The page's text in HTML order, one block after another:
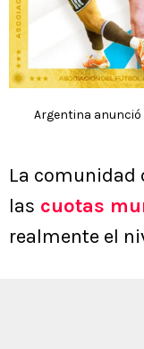
Argentina
La comunidad
las cuotas
realmente el